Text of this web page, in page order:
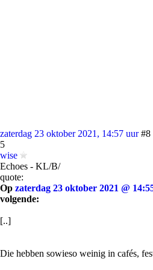
zaterdag 23 oktober 2021, 14:57 uur #8
5
wise
Echoes - KL/B/
quote:
Op zaterdag 23 oktober 2021 @
volgende:
[..]
Die hebben sowieso weinig in cafés,